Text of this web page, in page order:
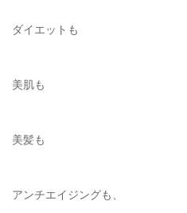
ダイエットも
美肌も
美髪も
アンチエイジングも、